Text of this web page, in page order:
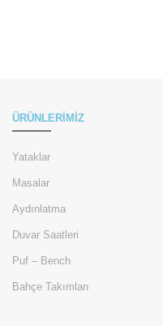
ÜRÜNLERİMİZ
Yataklar
Masalar
Aydınlatma
Duvar Saatleri
Puf – Bench
Bahçe Takımları